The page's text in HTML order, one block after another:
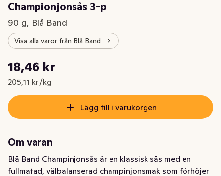
Championjonsås 3-p
90 g, Blå Band
Visa alla varor från Blå Band
Nuvarande pris är: 18,46 kr
18,46 kr
205,11 kr /kg
Styckpris: 205,11 kr /kg
Lägg till i varukorgen
Om varan
Blå Band Champinjonsås är en klassisk sås med en
fullmatad, välbalanserad champinjonsmak som förhöjer